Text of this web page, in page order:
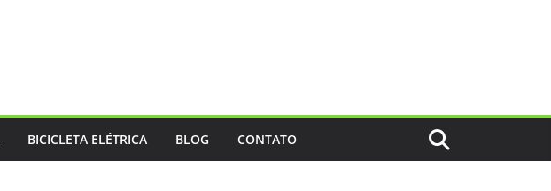
BICICLETA ELÉTRICA BLOG CONTATO